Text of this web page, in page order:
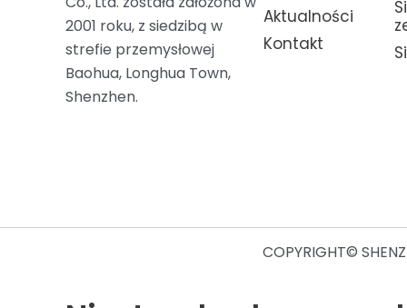
2001 roku, z siedzibą w
strefie przemysłowej
Baohua, Longhua Town,
Shenzhen.
Aktualności
Kontakt
COPYRIGHT©